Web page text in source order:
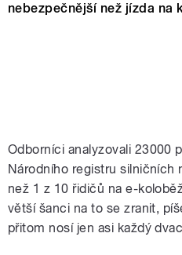
nebezpečnější než jízda na
Odborníci analyzovali 23000
Národního registru silničních
než 1 z 10 řidičů na e-
větší šanci na to se zranit,
přitom nosí jen asi každý